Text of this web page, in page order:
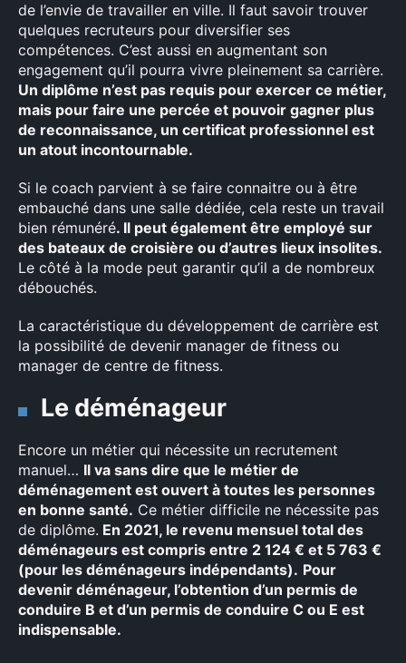
de l’envie de travailler en ville. Il faut savoir trouver
quelques recruteurs pour diversifier ses
compétences. C’est aussi en augmentant son
engagement qu’il pourra vivre pleinement sa carrière.
Un diplôme n’est pas requis pour exercer ce métier,
mais pour faire une percée et pouvoir gagner plus
de reconnaissance, un certificat professionnel est
un atout incontournable.
Si le coach parvient à se faire connaitre ou à être
embauché dans une salle dédiée, cela reste un travail
bien rémunéré. Il peut également être employé sur
des bateaux de croisière ou d’autres lieux insolites.
Le côté à la mode peut garantir qu’il a de nombreux
débouchés.
La caractéristique du développement de carrière est
la possibilité de devenir manager de fitness ou
manager de centre de fitness.
Le déménageur
Encore un métier qui nécessite un recrutement
manuel… Il va sans dire que le métier de
déménagement est ouvert à toutes les personnes
en bonne santé. Ce métier difficile ne nécessite pas
de diplôme. En 2021, le revenu mensuel total des
déménageurs est compris entre 2 124 € et 5 763 €
(pour les déménageurs indépendants). Pour
devenir déménageur, l’obtention d’un permis de
conduire B et d’un permis de conduire C ou E est
indispensable.